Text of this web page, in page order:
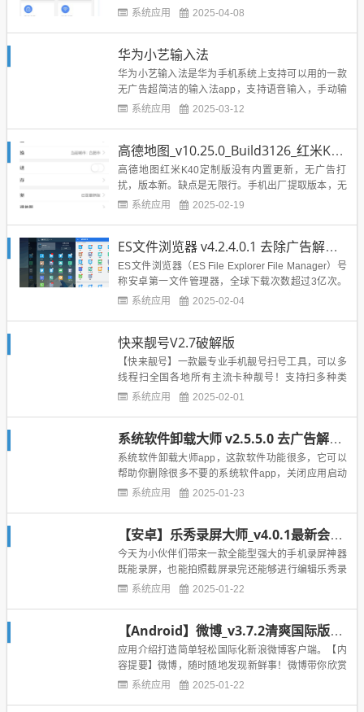
时候就可以直接在软件里面控制自己手机的led显示屏
通过后台的设置就能进行拦截，然后还有很多的其他
的神...
系统应用 2025-04-08
华为小艺输入法
华为小艺输入法是华为手机系统上支持可以用的一款
无广告超简洁的输入法app，支持语音输入，手动输
入，占用内存小，也不手机用户信息，快来下载体验
UU2jslpxLdg5...
系统应用 2025-03-12
高德地图_v10.25.0_Build3126_红米K40定制版
高德地图红米K40定制版没有内置更新，无广告打
扰，版本新。缺点是无限行。手机出厂提取版本，无
任何修改。https://wwi.lanzous.com/tp/iN0d5mfk6e
系统应用 2025-02-19
ES文件浏览器 v4.2.4.0.1 去除广告解锁VIP版
ES文件浏览器（ES File Explorer File Manager）号
称安卓第一文件管理器，全球下载次数超过3亿次。
它是功能强大本地和网络文件管理器，想更方便的管
应用、查看压缩、进行搜索、还有海量网盘空...
系统应用 2025-02-04
快来靓号V2.7破解版
【快来靓号】一款最专业手机靓号扫号工具，可以多
线程扫全国各地所有主流卡种靓号！支持扫多种类
型，支持自定义，支持一键下单，订单查询等，扫到
卡靓号腾讯王卡阿里大宝卡米粉卡歪卡扫号助手。 &
nbs...
系统应用 2025-02-01
系统软件卸载大师 v2.5.5.0 去广告解锁高级版
系统软件卸载大师app，这款软件功能很多，它可以
帮助你删除很多不要的系统软件app，关闭应用启动
广告，去除网络X号等功能等等，有需要的可以点击
区，系统垃圾清理，手机硬件信息检测，提取安装
包，电池容量管理，控制关...
系统应用 2025-01-23
【安卓】乐秀录屏大师_v4.0.1最新会员版本
今天为小伙伴们带来一款全能型强大的手机录屏神器
既能录屏，也能拍照截屏录完还能够进行编辑乐秀录
屏大师这是一个非常好用的神器操作简单稳定流畅无
”，是“乐秀视频编辑器”旗下一款适用于安卓/ios平台
的手机录屏游...
系统应用 2025-01-22
【Android】微博_v3.7.2清爽国际版_去广告最新精简版
应用介绍打造简单轻松国际化新浪微博客户端。【内
容提要】微博，随时随地发现新鲜事！微博带你欣赏
世界上每一个精彩瞬间，了解每一个幕后故事。分享
系统应用 2025-01-22